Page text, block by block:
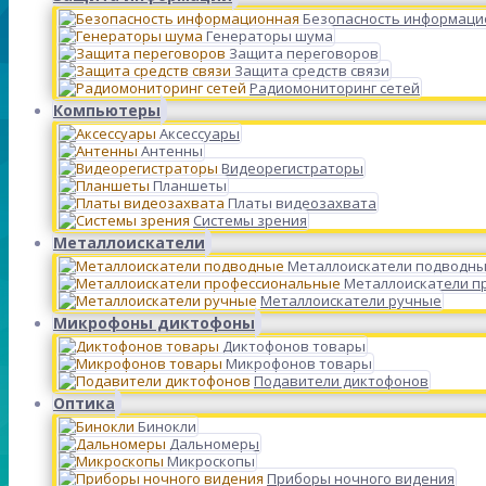
Безопасность
Генераторы шума
Защита переговоров
Защита средств связи
Радиомониторинг сетей
Компьютеры
Аксессуары
Антенны
Видеорегистраторы
Планшеты
Платы видеозахвата
Системы зрения
Металлоискатели
Металлоискатели
Металлоискатели
Металлоискатели ручные
Микрофоны диктофоны
Диктофонов товары
Микрофонов товары
Подавители диктофонов
Оптика
Бинокли
Дальномеры
Микроскопы
Приборы ночного видения